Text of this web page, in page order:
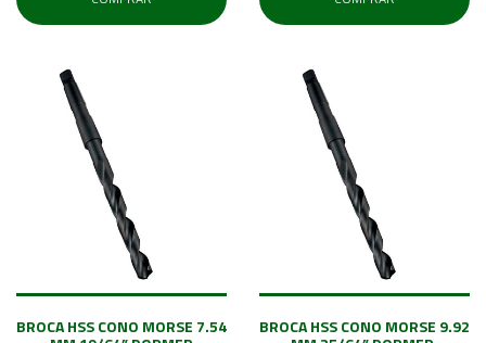
BROCA HSS CONO MORSE 7.54 BROCA HSS CONO MORSE 9.92